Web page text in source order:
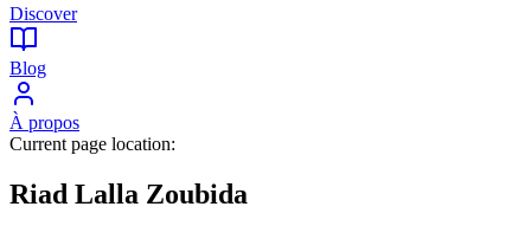
Discover
Blog
À propos
Current page location:
Riad Lalla Zoubida